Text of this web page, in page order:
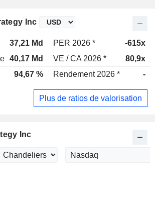
Inc
37,21 Md PER 2026 *
-615x
40,17 Md VE / CA 2026 *
80,9x
94,67 % Rendement 2026 * -
Plus de ratios de valorisation
Inc